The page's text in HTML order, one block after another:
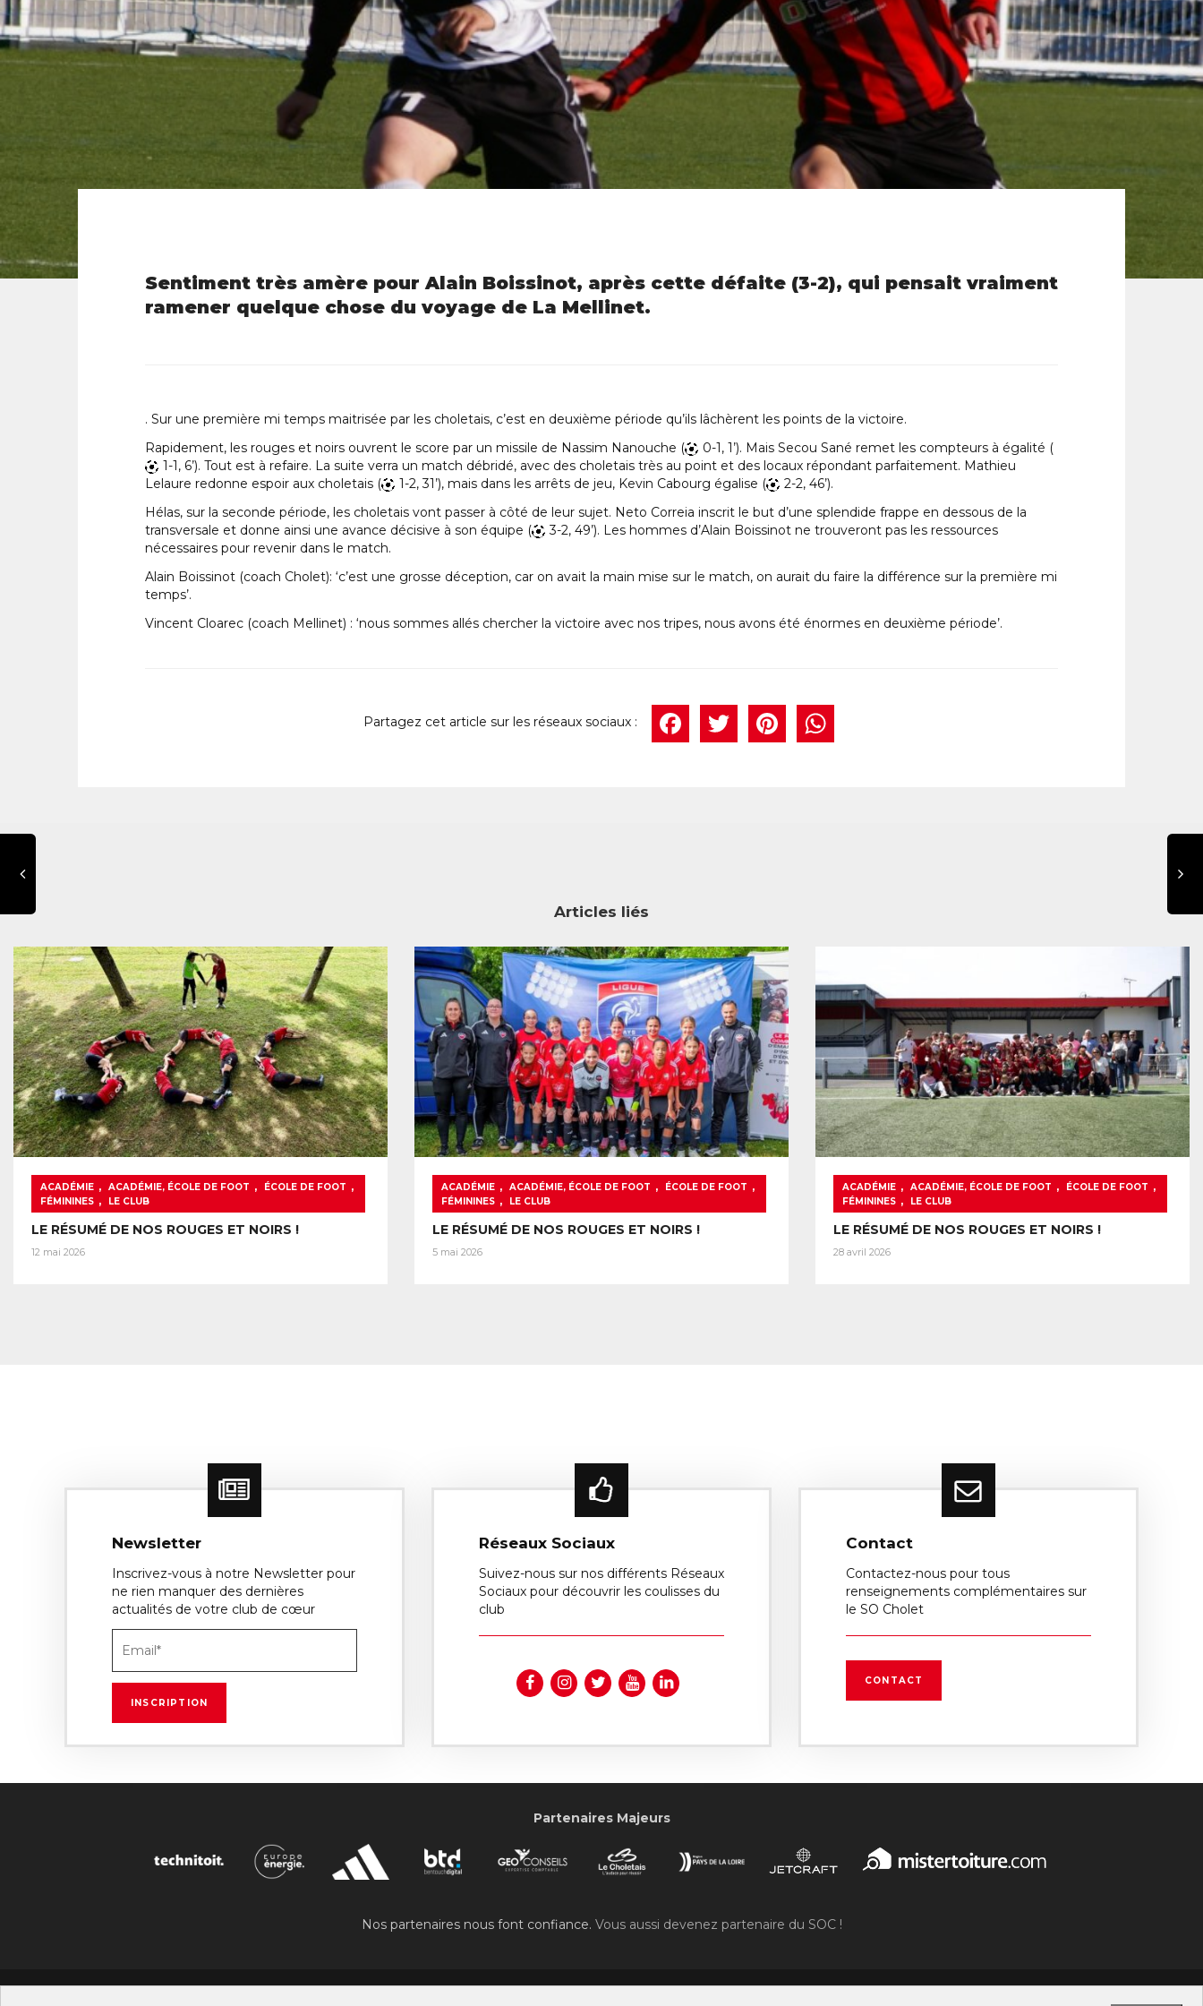
Sentiment très amère pour Alain Boissinot, après cette défaite (3-2), qui pensait vraiment
ramener quelque chose du voyage de La Mellinet.
. Sur une première mi temps maitrisée par les choletais, c’est en deuxième période qu’ils lâchèrent les points de la victoire.
Rapidement, les rouges et noirs ouvrent le score par un missile de Nassim Nanouche (
0-1, 1’). Mais Secou Sané remet les compteurs à égalité (
1-1, 6’). Tout est à refaire. La suite verra un match débridé, avec des choletais très au point et des locaux répondant parfaitement. Mathieu
Lelaure redonne espoir aux choletais (
1-2, 31’), mais dans les arrêts de jeu, Kevin Cabourg égalise (
2-2, 46’).
Hélas, sur la seconde période, les choletais vont passer à côté de leur sujet. Neto Correia inscrit le but d’une splendide frappe en dessous de la
transversale et donne ainsi une avance décisive à son équipe (
3-2, 49’). Les hommes d’Alain Boissinot ne trouveront pas les ressources
nécessaires pour revenir dans le match.
Alain Boissinot (coach Cholet): ‘c’est une grosse déception, car on avait la main mise sur le match, on aurait du faire la différence sur la première mi
temps’.
Vincent Cloarec (coach Mellinet) : ‘nous sommes allés chercher la victoire avec nos tripes, nous avons été énormes en deuxième période’.
Facebook
TwitterPinterest
Articles liés
ACADÉMIE , ACADÉMIE, ÉCOLE DE FOOT , ÉCOLE DE FOOT ,
FÉMININES , LE CLUB
LE RÉSUMÉ DE NOS ROUGES ET NOIRS !
12 mai 2026
ACADÉMIE , ACADÉMIE, ÉCOLE DE FOOT , ÉCOLE DE FOOT ,
FÉMININES , LE CLUB
LE RÉSUMÉ DE NOS ROUGES ET NOIRS !
5 mai 2026
ACADÉMIE , ACADÉMIE, ÉCOLE DE FOOT , ÉCOLE DE FOOT ,
FÉMININES , LE CLUB
LE RÉSUMÉ DE NOS ROUGES ET NOIRS !
28 avril 2026
Newsletter
Inscrivez-vous à notre Newsletter pour
ne rien manquer des dernières
actualités de votre club de cœur
Réseaux Sociaux
Suivez-nous sur nos différents Réseaux
Sociaux pour découvrir les coulisses du
club
Contact
Contactez-nous pour tous
renseignements complémentaires sur
le SO Cholet
CONTACT
Partenaires Majeurs
Nos partenaires nous font confiance. Vous aussi devenez partenaire du SOC !